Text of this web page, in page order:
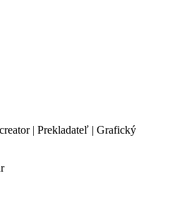
| Prekladateľ | Grafický